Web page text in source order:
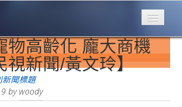
物高齡化 龐大商機
視新聞/黃文玲】
新聞標題
bywoody